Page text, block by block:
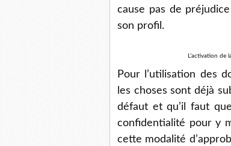
cause pas de
son profil.
L’activation de
Pour l’utilisation des
les choses sont déjà
défaut et qu’il faut
confidentialité pour y
cette modalité